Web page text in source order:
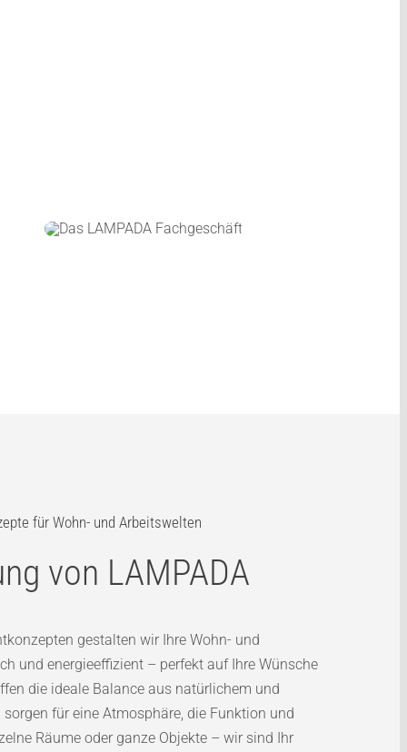
für Wohn- und Arbeitswelten
von LAMPADA
gestalten wir Ihre Wohn- und
und energieeffizient – perfekt auf Ihre Wünsche
die ideale Balance aus natürlichem und
für eine Atmosphäre, die Funktion und
Räume oder ganze Objekte – wir sind Ihr